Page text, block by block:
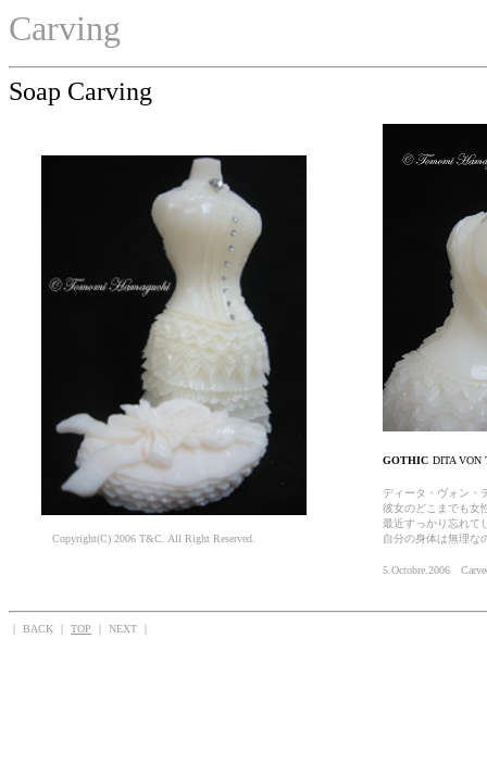
Carving
Soap Carving
Copyright(C) 2006 T&C. All Right Reserved.
GOTHIC DITA VON
ディータ・ヴォン・
彼女のどこまでも女
最近すっかり忘れて
自分の身体は無理な
5.Octobre.2006
｜ BACK ｜ TOP ｜ NEXT ｜